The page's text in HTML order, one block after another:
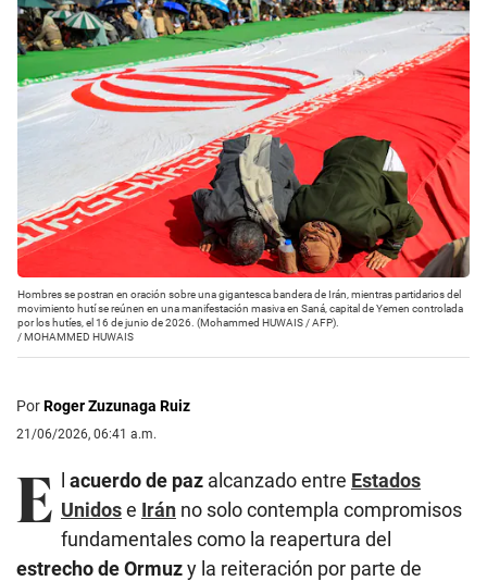
Hombres se postran en oración sobre una gigantesca bandera de Irán, mientras partidarios del
movimiento hutí se reúnen en una manifestación masiva en Saná, capital de Yemen controlada
por los hutíes, el 16 de junio de 2026. (Mohammed HUWAIS / AFP).
/MOHAMMED HUWAIS
PorRoger Zuzunaga Ruiz
21/06/2026, 06:41 a.m.
E l acuerdo de paz alcanzado entre Estados
Unidose Irán no solo contempla compromisos
fundamentales como la reapertura del
estrecho de Ormuzy la reiteración por parte de